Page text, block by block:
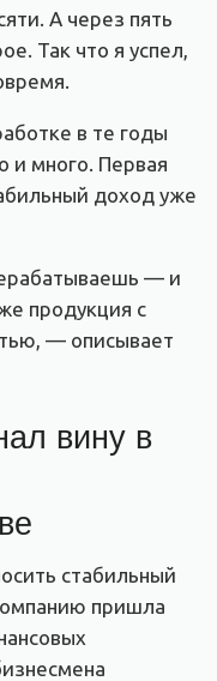
А через пять
Так что я успел,
в те годы
и много. Первая
доход уже
— и
продукция с
— описывает
вину в
стабильный
пришла